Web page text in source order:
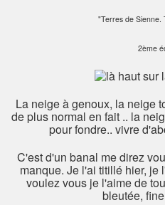
"Terres de Sienne.
2ème
La neige à genoux, la neige
de plus normal en fait .. la
pour fondre.. vivre
C'est d'un banal me direz
manque. Je l'ai titillé hier,
voulez vous je l'aime de
bleutée,